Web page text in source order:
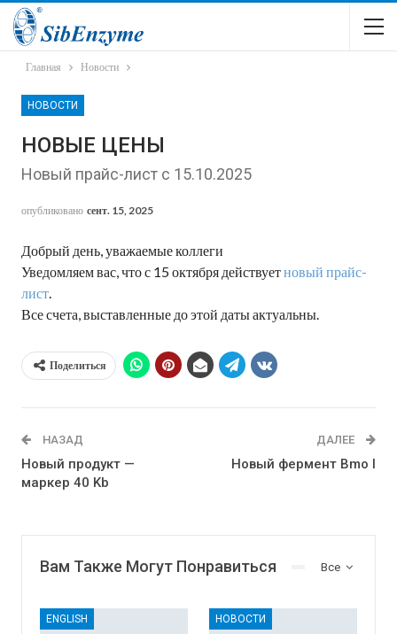
Главная Новости
НОВОСТИ
НОВЫЕ ЦЕНЫ
Новый прайс-лист с 15.10.2025
опубликовано сент. 15, 2025
Добрый день, уважаемые коллеги
Уведомляем вас, что с 15 октября действуетновый прайс-
лист.
Все счета, выставленные до этой даты актуальны.
Поделиться
НАЗАД
Новый продукт —
маркер 40 Kb
ДАЛЕЕ
Новый фермент Bmo I
Все
Вам Также Могут Понравиться
ENGLISH НОВОСТИ